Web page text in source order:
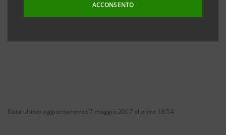
ACCONSENTO
Data ultimo aggiornamento 7 maggio 2007 alle ore 18:54